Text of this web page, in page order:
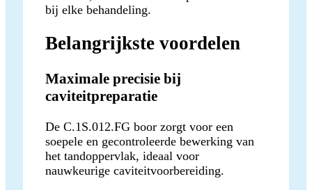
bij elke behandeling.
Belangrijkste voordelen
Maximale precisie bij
caviteitpreparatie
De C.1S.012.FG boor zorgt voor een
soepele en gecontroleerde bewerking van
het tandoppervlak, ideaal voor
nauwkeurige caviteitvoorbereiding.